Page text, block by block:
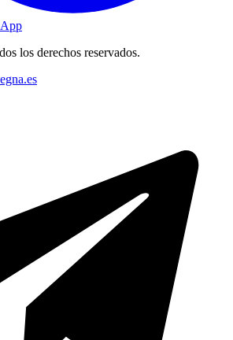
los derechos reservados.